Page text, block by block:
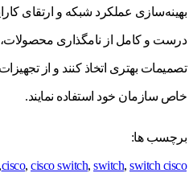
بهینه‌سازی عملکرد شبکه و ارتقای
تصمیمات بهتری اتخاذ کنند و از
خاص سازمان خود استفاده نمایند.
برچسب ها:
cisco, cisco switch, switch, switch cisco
,